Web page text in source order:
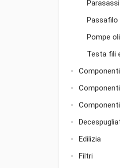
Parasassi
Passafilo
Pompe
Testa fili
Edilizia
Filtri